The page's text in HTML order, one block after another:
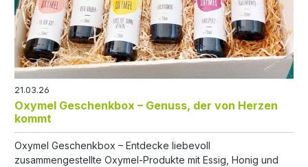
21.03.26
Oxymel Geschenkbox – Genuss, der von Herzen
kommt
Oxymel Geschenkbox – Entdecke liebevoll
zusammengestellte Oxymel-Produkte mit Essig, Honig und